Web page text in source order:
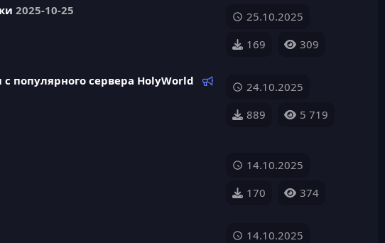
2025-10-25
25.10.2025
169
309
Р
популярного сервера HolyWorld
24.10.2025
889
5 719
14.10.2025
170
374
14.10.2025